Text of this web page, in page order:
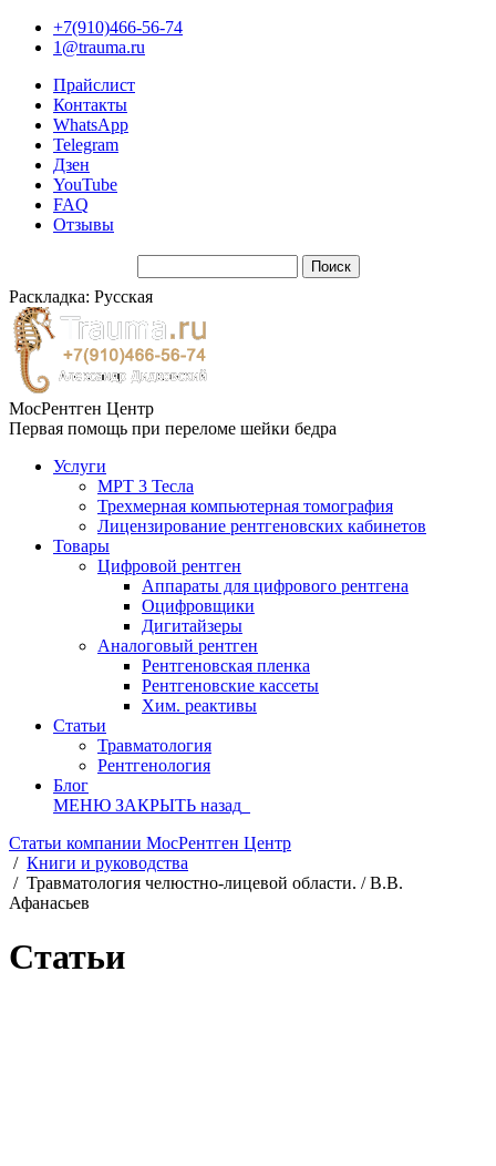
+7(910)466-56-74
1@trauma.ru
Прайслист
Контакты
WhatsApp
Telegram
Дзен
YouTube
FAQ
Отзывы
Раскладка: Русская
МосРентген Центр
Первая помощь при переломе шейки бедра
Услуги
МРТ 3 Тесла
Трехмерная компьютерная томография
Лицензирование рентгеновских кабинетов
Товары
Цифровой рентген
Аппараты для цифрового рентгена
Оцифровщики
Дигитайзеры
Аналоговый рентген
Рентгеновская пленка
Рентгеновские кассеты
Хим. реактивы
Статьи
Травматология
Рентгенология
Блог
МЕНЮ ЗАКРЫТЬ назад
Статьи компании МосРентген Центр
/ Книги и руководства
/ Травматология челюстно-лицевой области. / В.В.
Афанасьев
Статьи